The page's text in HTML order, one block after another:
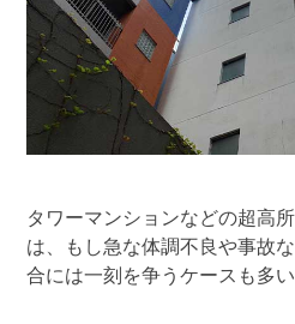
タワーマンションなどの超高
は、もし急な体調不良や事故
合には一刻を争うケースも多い